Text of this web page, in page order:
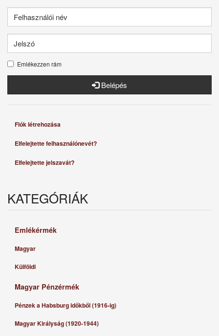
Emlékezzen rám
Belépés
Fiók létrehozása
Elfelejtette felhasználónevét?
Elfelejtette jelszavát?
KATEGÓRIÁK
Emlékérmék
Magyar
Külföldi
Magyar Pénzérmék
Pénzek a Habsburg időkből (1916-ig)
Magyar Királyság (1920-1944)